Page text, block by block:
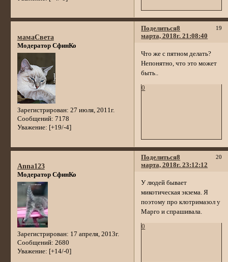
Поделиться 19
8
марта, 2018г. 21:08:40
мамаСвета
Модератор СфинКо
Зарегистрирован: 27 июля, 2011г.
Сообщений: 7178
Уважение: [+19/-4]
Что же с пятном делать?
Непонятно, что это может
быть..
0
Поделиться 20
8
марта, 2018г. 23:12:12
Anna123
Модератор СфинКо
Зарегистрирован: 17 апреля, 2013г.
Сообщений: 2680
Уважение: [+14/-0]
У людей бывает
микотическая экзема. Я
поэтому про клотримазол у
Марго и спрашивала.
0